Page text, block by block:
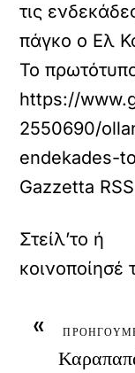
τις
πάγκο ο Ελ
Το
https://
2550690/
endekades-
Gazzetta RSS
«